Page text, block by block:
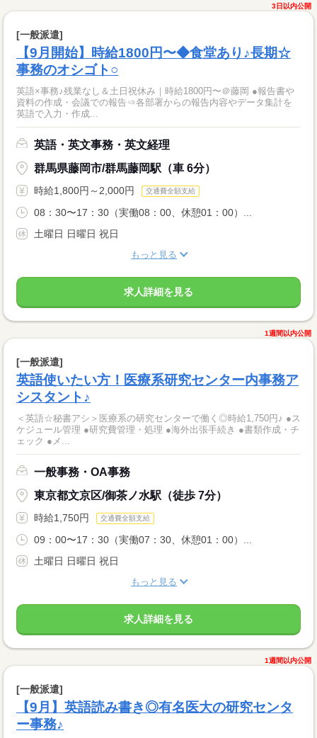
3日以内公開
[一般派遣]
【9月開始】時給1800円〜◆食堂あり♪長期☆
事務のオシゴト○
英語×事務♪残業なし＆土日祝休み｜時給1800円〜＠藤岡 ●報告書や
資料の作成・会議での報告⇒各部署からの報告内容やデータ集計を
英語で入力・作成...
英語・英文事務・英文経理
群馬県藤岡市/群馬藤岡駅（車 6分）
時給1,800円～2,000円 交通費全額支給
08：30〜17：30（実働08：00、休憩01：00）...
土曜日 日曜日 祝日
もっと見る
求人詳細を見る
1週間以内公開
[一般派遣]
英語使いたい方！医療系研究センター内事務ア
シスタント♪
＜英語☆秘書アシ＞医療系の研究センターで働く◎時給1,750円♪ ●ス
ケジュール管理 ●研究費管理・処理 ●海外出張手続き ●書類作成・チ
ェック ●メ...
一般事務・OA事務
東京都文京区/御茶ノ水駅（徒歩 7分）
時給1,750円 交通費全額支給
09：00〜17：30（実働07：30、休憩01：00）...
土曜日 日曜日 祝日
もっと見る
求人詳細を見る
1週間以内公開
[一般派遣]
【9月】英語読み書き◎有名医大の研究センタ
ー事務♪